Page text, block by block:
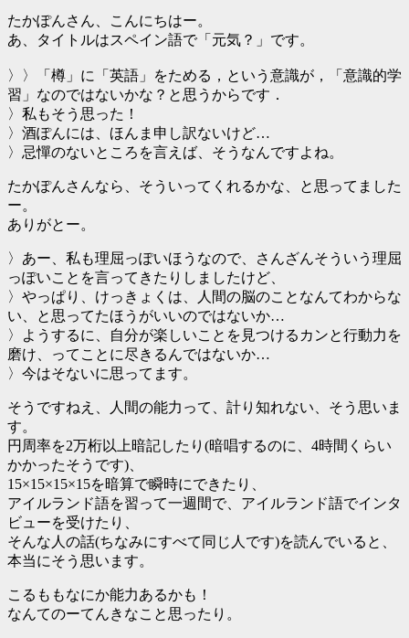
たかぽんさん、こんにちはー。
あ、タイトルはスペイン語で「元気？」です。
〉〉「樽」に「英語」をためる，という意識が，「意識的学
習」なのではないかな？と思うからです．
〉私もそう思った！
〉酒ぽんには、ほんま申し訳ないけど…
〉忌憚のないところを言えば、そうなんですよね。
たかぽんさんなら、そういってくれるかな、と思ってました
ー。
ありがとー。
〉あー、私も理屈っぽいほうなので、さんざんそういう理屈
っぽいことを言ってきたりしましたけど、
〉やっぱり、けっきょくは、人間の脳のことなんてわからな
い、と思ってたほうがいいのではないか…
〉ようするに、自分が楽しいことを見つけるカンと行動力を
磨け、ってことに尽きるんではないか…
〉今はそないに思ってます。
そうですねえ、人間の能力って、計り知れない、そう思いま
す。
円周率を2万桁以上暗記したり(暗唱するのに、4時間くらい
かかったそうです)、
15×15×15×15を暗算で瞬時にできたり、
アイルランド語を習って一週間で、アイルランド語でインタ
ビューを受けたり、
そんな人の話(ちなみにすべて同じ人です)を読んでいると、
本当にそう思います。
こるももなにか能力あるかも！
なんてのーてんきなこと思ったり。